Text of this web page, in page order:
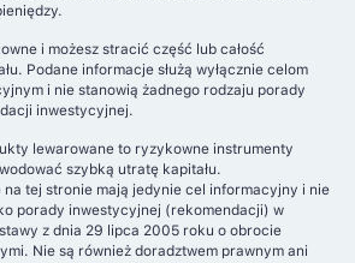
i możesz stracić część lub całość
Podane informacje służą wyłącznie celom
i nie stanowią żadnego rodzaju porady
inwestycyjnej.
lewarowane to ryzykowne instrumenty
szybką utratę kapitału.
na tej stronie mają jedynie cel informacyjny i nie
porady inwestycyjnej (rekomendacji) w
z dnia 29 lipca 2005 roku o obrocie
Nie są również doradztwem prawnym ani